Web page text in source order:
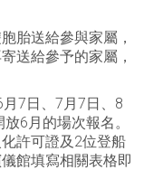
胎送給參與家屬，
送給參予的家屬，
7日、7月7日、8
6月的場次報名。
許可證及2位登船
館填寫相關表格即